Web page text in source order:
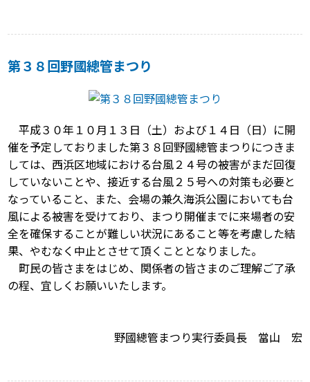
第３８回野國總管まつり
平成３０年１０月１３日（土）および１４日（日）に開
催を予定しておりました第３８回野國總管まつりにつきま
しては、西浜区地域における台風２４号の被害がまだ回復
していないことや、接近する台風２５号への対策も必要と
なっていること、また、会場の兼久海浜公園においても台
風による被害を受けており、まつり開催までに来場者の安
全を確保することが難しい状況にあること等を考慮した結
果、やむなく中止とさせて頂くこととなりました。
町民の皆さまをはじめ、関係者の皆さまのご理解ご了承
の程、宜しくお願いいたします。
野國總管まつり実行委員長 當山 宏